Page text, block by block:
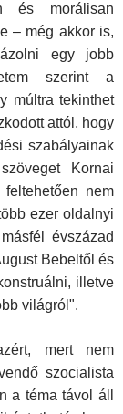
és morálisan
– még akkor is,
egy jobb
szerint a
múltra tekinthet
attól, hogy
szabályainak
Kornai
nem
ezer oldalnyi
évszázad
Bebeltől és
illetve
világról".
mert nem
szocialista
a téma távol áll